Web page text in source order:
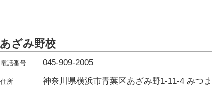
あざみ野校
045-909-2005
神奈川県横浜市青葉区あざみ野1-11-4 みつま